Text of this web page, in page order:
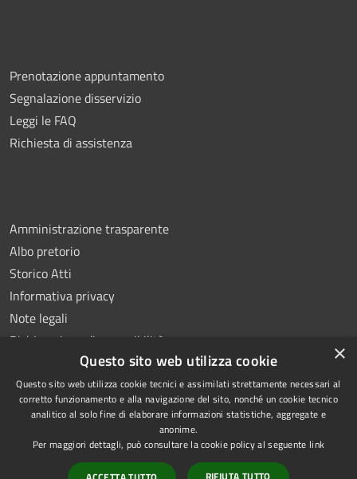
Prenotazione appuntamento
Segnalazione disservizio
Leggi le FAQ
Richiesta di assistenza
Amministrazione trasparente
Albo pretorio
Storico Atti
Informativa privacy
Note legali
Dichiarazione di accessibilità
RSS
Accessibilità
Copyright © 2026 • Comune di
Montoro • Powered by
Municipium•Accesso
×
Questo sito web utilizza cookie
Questo sito web utilizza cookie tecnici e assimilati strettamente necessari al
corretto funzionamento e alla navigazione del sito, nonché un cookie tecnico
analitico al solo fine di elaborare informazioni statistiche, aggregate e
anonime.
Per maggiori dettagli, può consultare la cookie policy al seguente link